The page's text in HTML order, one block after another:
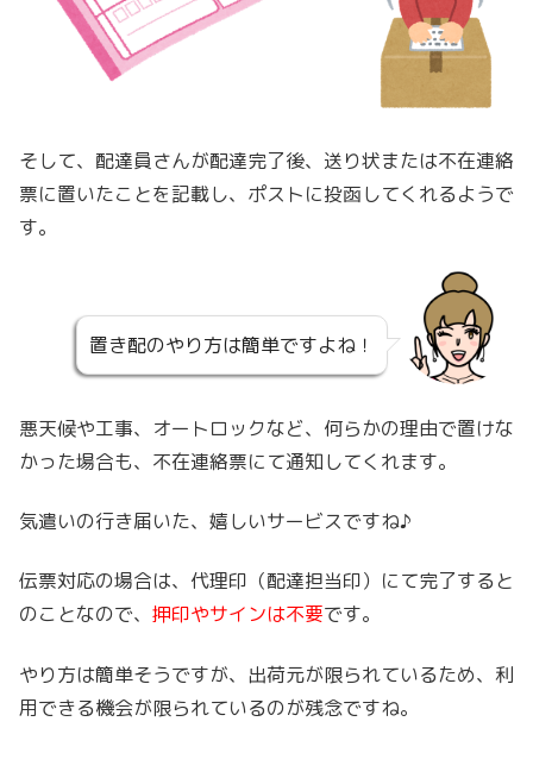
そして、配達員さんが配達完了後、送り状または不在連絡
票に置いたことを記載し、ポストに投函してくれるようで
す。
置き配のやり方は簡単ですよね！
悪天候や工事、オートロックなど、何らかの理由で置けな
かった場合も、不在連絡票にて通知してくれます。
気遣いの行き届いた、嬉しいサービスですね♪
伝票対応の場合は、代理印（配達担当印）にて完了すると
のことなので、 押印やサインは不要です。
やり方は簡単そうですが、出荷元が限られているため、利
用できる機会が限られているのが残念ですね。